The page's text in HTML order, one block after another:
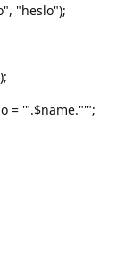
"heslo");
= '".$name."'";